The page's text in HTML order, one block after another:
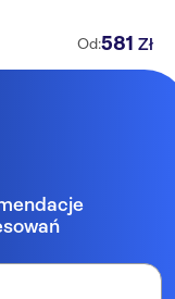
Od:581 Zł